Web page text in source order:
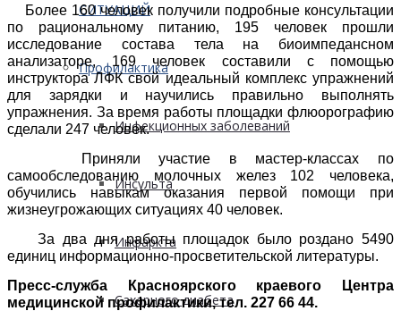
СИТУАЦИЙ
Профилактика
Инфекционных заболеваний
Инсульта
Инфаркта
Сахарного диабета
Более 160 человек получили подробные консультации
по рациональному питанию, 195 человек прошли
исследование состава тела на биоимпедансном
анализаторе, 169 человек составили с помощью
инструктора ЛФК свой идеальный комплекс упражнений
для зарядки и научились правильно выполнять
упражнения. За время работы площадки флюорографию
сделали 247 человек.
Приняли участие в мастер-классах по
самообследованию молочных желез 102 человека,
обучились навыкам оказания первой помощи при
жизнеугрожающих ситуациях 40 человек.
За два дня работы площадок было роздано 5490
единиц информационно-просветительской литературы.
Пресс-служба Красноярского краевого Центра
медицинской профилактики, тел. 227 66 44.